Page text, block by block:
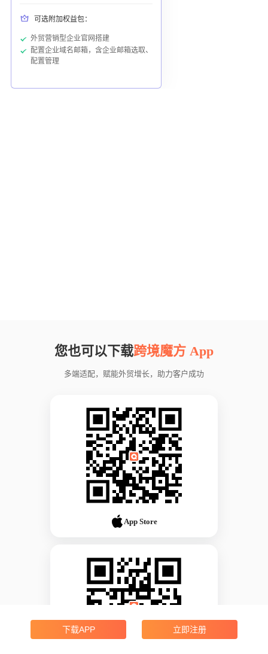
可选附加权益包：
外贸营销型企业官网搭建
配置企业域名邮箱，含企业邮箱选取、
配置管理
您也可以下载跨境魔方 App
多端适配，赋能外贸增长，助力客户成功
App Store
下载APP 立即注册